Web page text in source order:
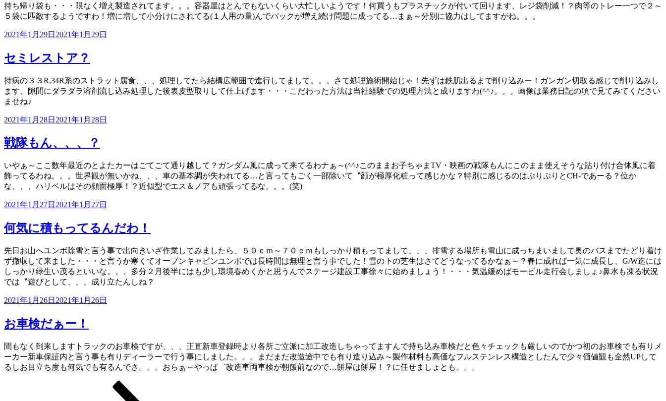
持ち帰り袋も・・・限なく増え製造されてます。。。容器屋はとんでもないくらい大忙しいようです！何買うもプラスチックが付いて回ります、レジ袋削減！？肉等のトレー一つで２～
５袋に匹敵するようですわ！増に増して小分けにされてる(１人用の量)んでパックが増え続け問題に成ってる…まぁ～分別に協力はしてますがね。。。
投
日:
2021年1月29日 2021年1月29日
セミレストア？
持病の３３R,34R系のストラット腐食、、、処理してたら結構広範囲で進行してまして。。。さて処理施術開始じゃ！先ずは鉄肌出るまで削り込みー！ガンガン切取る感じで削り込みし
ます、隙間にダラダラ溶剤流し込み処理した後表皮型取りして仕上げます・・・こだわった方法は当社経験での処理方法と成りますわ(^^♪。。。画像は業務日記の項で見てみてください
ませね♪
投
日:
2021年1月28日 2021年1月28日
戦隊もん、、、？
いやぁ～ここ数年最近のとよたカーはごてごて通り越して？ガンダム風に成って来てるわナぁ～(^^♪このままお子ちゃまTV・映画の戦隊もんにこのまま使えそうな貼り付け合体風に着
飾ってるわね。。。世界観が無いかね、、、車の基本調が失われてる…と言ってもごく一部除いて〝顔が極厚化粧って感じかな？特別に感じるのはぷりぷりとCH-であーる？位か
な、、、ハリベルはその顔面極厚！？近似型でエス＆ノアも頑張ってるな。。。(笑)
投
日:
2021年1月27日 2021年1月27日
何気に積もってるんだわ！
先日お山へユンボ除雪と言う事で出向きいざ作業してみましたら、５０ｃｍ～７０ｃｍもしっかり積もってまして、、、排雪する場所も雪山に成っちまいまして奥のバスまでたどり着け
ず撤収して来ました・・・と言うか寒くてオープンキャビンユンボでは長時間は無理と言う事でした！雪の下の芝生はさてどうなってるかなぁ～？春に成れば一気に成長し、G/W迄には
しっかり緑生い茂るといいな。。。多分２月後半にはも少し環境春めくかと思うんでステージ建設工事徐々に始めましょう！・・・気温緩めばモービル走行会しましょ♪鼻水も凍る状況
では〝遊びとして、、、成り立たんしね？
投
日:
2021年1月26日 2021年1月26日
お車検だぁー！
間もなく到来しますトラックのお車検ですが、、、正直新車登録時より各所ご立派に加工改造しちゃってますんで持ち込み車検だと色々チェックも厳しいのでかつ初のお車検でも有りメ
ーカー新車保証内と言う事も有りディーラーで行う事にしました。。。まだまだ改造途中でも有り造り込み～製作材料も高価なフルステンレス構造としたんで少々価値観も全然UPして
るしお目立ち度も何気でも有るんでさ。。。おらぁ～やっぱ゛改造車両車検が朝飯前なので…餅屋は餅屋！？に任せましょとも。。。